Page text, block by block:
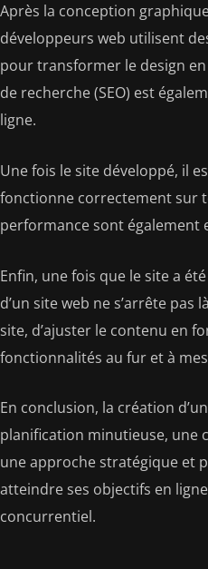
Après la conception
développeurs web utilisent
pour transformer le design
de recherche (SEO) est
ligne.
Une fois le site développé, il
fonctionne correctement sur
performance sont également
Enfin, une fois que le site a
d’un site web ne s’arrête
site, d’ajuster le contenu en
fonctionnalités au fur et à
En conclusion, la création
planification minutieuse, une
une approche stratégique et
atteindre ses objectifs en
concurrentiel.